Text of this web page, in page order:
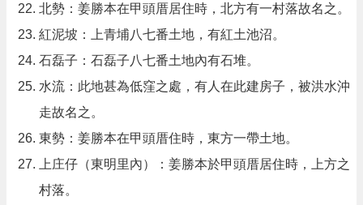
北勢：姜勝本在甲頭厝居住時，北方有一村落故名之。
紅泥坡：上青埔八七番土地，有紅土池沼。
石磊子：石磊子八七番土地內有石堆。
水流：此地甚為低窪之處，有人在此建房子，被洪水沖
走故名之。
東勢：姜勝本在甲頭厝住時，東方一帶土地。
上庄仔（東明里內）：姜勝本於甲頭厝居住時，上方之
村落。